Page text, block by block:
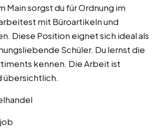
Main sorgst du für Ordnung im
mit Büroartikeln und
Diese Position eignet sich ideal als
Schüler. Du lernst die
kennen. Die Arbeit ist
übersichtlich.